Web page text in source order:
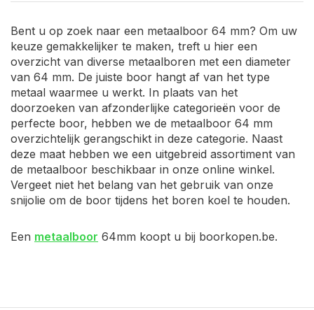
Bent u op zoek naar een metaalboor 64 mm? Om uw
keuze gemakkelijker te maken, treft u hier een
overzicht van diverse metaalboren met een diameter
van 64 mm. De juiste boor hangt af van het type
metaal waarmee u werkt. In plaats van het
doorzoeken van afzonderlijke categorieën voor de
perfecte boor, hebben we de metaalboor 64 mm
overzichtelijk gerangschikt in deze categorie. Naast
deze maat hebben we een uitgebreid assortiment van
de metaalboor beschikbaar in onze online winkel.
Vergeet niet het belang van het gebruik van onze
snijolie om de boor tijdens het boren koel te houden.
Een metaalboor 64mm koopt u bij boorkopen.be.